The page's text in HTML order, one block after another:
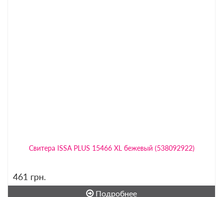
Свитера ISSA PLUS 15466 XL бежевый (538092922)
461 грн.
Подробнее